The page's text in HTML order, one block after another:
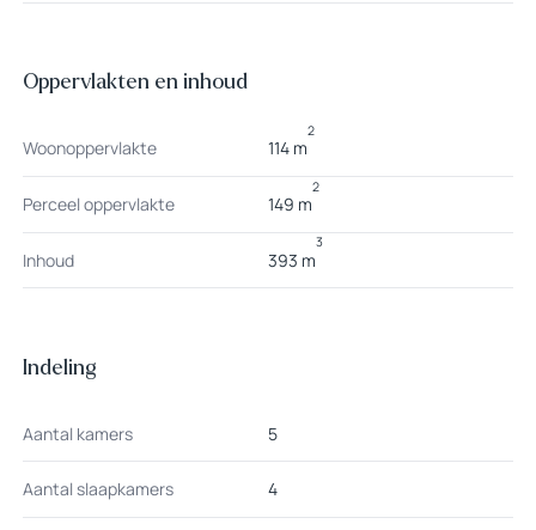
Oppervlakten en inhoud
Woonoppervlakte 114 m
2
Perceel oppervlakte 149 m
2
Inhoud 393 m
3
Indeling
Aantal kamers 5
Aantal slaapkamers 4